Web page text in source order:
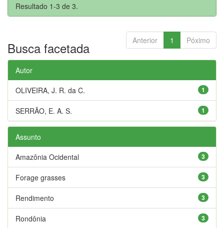
Resultado 1-3 de 3.
Anterior 1 Póximo
Busca facetada
Autor
1
OLIVEIRA, J. R. da C.
1
SERRÃO, E. A. S.
Assunto
3
Amazônia Ocidental
3
Forage grasses
3
Rendimento
3
Rondônia